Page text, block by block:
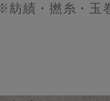
紡績・撚糸・玉